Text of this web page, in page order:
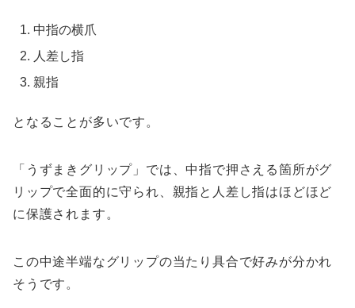
中指の横爪
人差し指
親指
となることが多いです。
「うずまきグリップ」では、中指で押さえる箇所がグ
リップで全面的に守られ、親指と人差し指はほどほど
に保護されます。
この中途半端なグリップの当たり具合で好みが分かれ
そうです。